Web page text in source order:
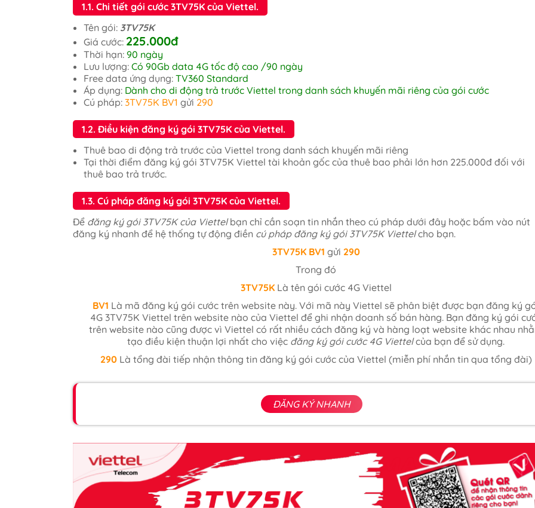
1.1. Chi tiết gói cước 3TV75K của Viettel.
Tên gói: 3TV75K
Giá cước: 225.000đ
Thời hạn: 90 ngày
Lưu lượng: Có 90Gb data 4G tốc độ cao /90 ngày
Free data ứng dụng: TV360 Standard
Áp dụng: Dành cho di động trả trước Viettel trong danh sách khuyến mãi riêng của gói cước
Cú pháp: 3TV75K BV1 gửi 290
1.2. Điều kiện đăng ký gói 3TV75K của Viettel.
Thuê bao di động trả trước của Viettel trong danh sách khuyến mãi riêng
Tại thời điểm đăng ký gói 3TV75K Viettel tài khoản gốc của thuê bao phải lớn hơn 225.000đ đối với
thuê bao trả trước.
1.3. Cú pháp đăng ký gói 3TV75K của Viettel.
Để đăng ký gói 3TV75K của Viettelbạn chỉ cần soạn tin nhắn theo cú pháp dưới đây hoặc bấm vào nút
đăng ký nhanh để hệ thống tự động điền cú pháp đăng ký gói 3TV75K Viettelcho bạn.
3TV75K BV1 gửi 290
Trong đó
3TV75K Là tên gói cước 4G Viettel
BV1 Là mã đăng ký gói cước trên website này. Với mã này Viettel sẽ phân biệt được bạn đăng ký
4G 3TV75K Viettel trên website nào của Viettel để ghi nhận doanh số bán hàng. Bạn đăng ký gói
trên website nào cũng được vì Viettel có rất nhiều cách đăng ký và hàng loạt website khác nhau
tạo điều kiện thuận lợi nhất cho việc đăng ký gói cước 4G Viettelcủa bạn để sử dụng.
290Là tổng đài tiếp nhận thông tin đăng ký gói cước của Viettel (miễn phí nhắn tin qua tổng đài)
ĐĂNG KÝ NHANH